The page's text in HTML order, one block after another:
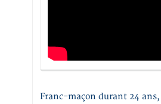
Franc-maçon durant 24